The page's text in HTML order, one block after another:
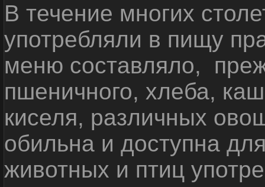
В течение многих
употребляли в пищу
меню составляло,
пшеничного, хлеба,
киселя, различных
обильна и доступна
животных и птиц